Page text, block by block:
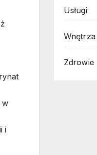
w
i
Usługi
Wnętrza
Zdrowie